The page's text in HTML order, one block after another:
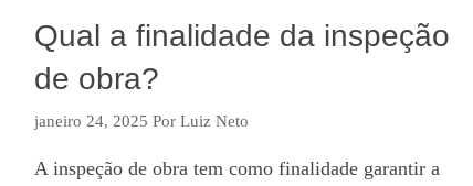
Qual a finalidade da inspeção
de obra?
janeiro 24, 2025 PorLuiz Neto
A inspeção de obra tem como finalidade garantir a